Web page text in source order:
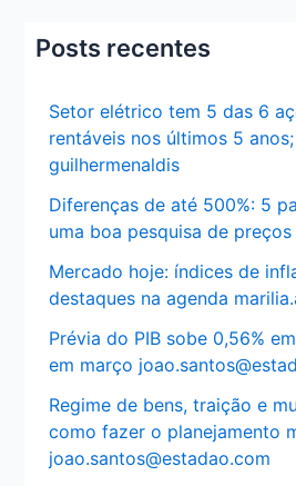
Posts recentes
Setor elétrico tem 5 das 6
rentáveis nos últimos 5
guilhermenaldis
Diferenças de até 500%: 5
uma boa pesquisa de
Mercado hoje: índices de
destaques na agenda
Prévia do PIB sobe 0,56%
em março
Regime de bens, traição e
como fazer o planejamento
joao.santos@estadao.com